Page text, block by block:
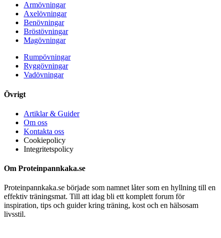
Armövningar
Axelövningar
Benövningar
Bröstövningar
Magövningar
Rumpövningar
Ryggövningar
Vadövningar
Övrigt
Artiklar & Guider
Om oss
Kontakta oss
Cookiepolicy
Integritetspolicy
Om Proteinpannkaka.se
Proteinpannkaka.se började som namnet låter som en hyllning till en
effektiv träningsmat. Till att idag bli ett komplett forum för
inspiration, tips och guider kring träning, kost och en hälsosam
livsstil.